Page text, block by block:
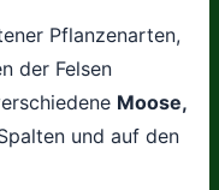
Pflanzenarten,
der Felsen
Moose,
und auf den